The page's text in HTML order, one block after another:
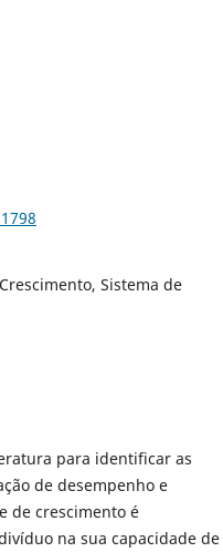
Sistema de
para identificar as
de desempenho e
de crescimento é
na sua capacidade de